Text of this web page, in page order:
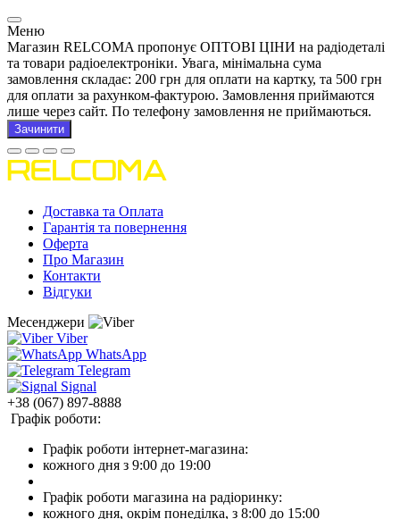
Меню
Магазин RELCOMA пропонує ОПТОВІ ЦІНИ на радіодеталі
та товари радіоелектроніки. Увага, мінімальна сума
замовлення складає: 200 грн для оплати на картку, та 500 грн
для оплати за рахунком-фактурою. Замовлення приймаются
лише через сайт. По телефону замовлення не приймаються.
Зачинити
Доставка та Оплата
Гарантія та повернення
Оферта
Про Магазин
Контакти
Відгуки
Месенджери
Viber
WhatsApp
Telegram
Signal
+38 (067) 897-8888
Графік роботи:
Графік роботи інтернет-магазина:
кожного дня з 9:00 до 19:00
Графік роботи магазина на радіоринку:
кожного дня, окрім понеділка, з 8:00 до 15:00